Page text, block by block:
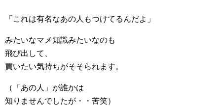
「これは有名なあの人もつけてるんだよ」
みたいなマメ知識みたいなのも
飛び出して、
買いたい気持ちがそそられます。
（「あの人」が誰かは
知りませんでしたが・・苦笑）